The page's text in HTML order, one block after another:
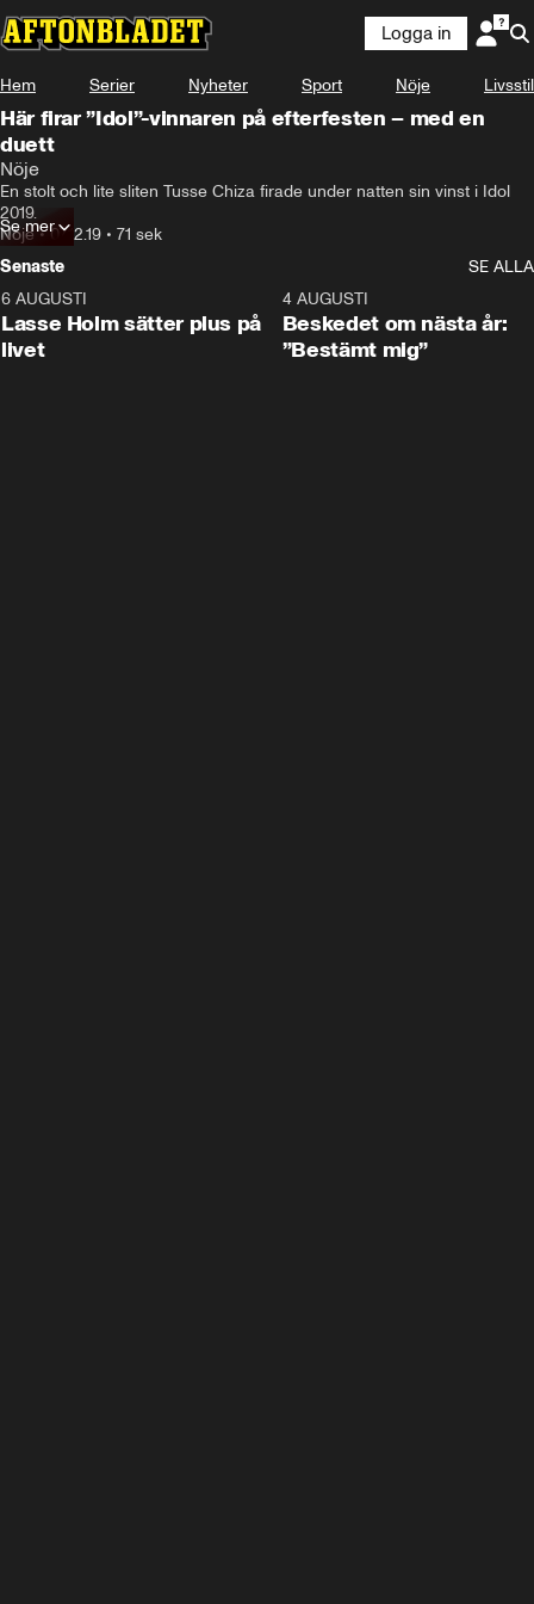
Logga in
Hem Serier Nyheter Sport Nöje Livsstil
Här firar ”Idol”-vinnaren på efterfesten – med en
duett
Nöje
En stolt och lite sliten Tusse Chiza firade under natten sin vinst i Idol
2019.
Nöje•07.12.19 • 71 sek
Se mer
Senaste
SE ALLA
6 AUGUSTI
Lasse Holm sätter plus på
livet
4 AUGUSTI
Beskedet om nästa år:
”Bestämt mig”